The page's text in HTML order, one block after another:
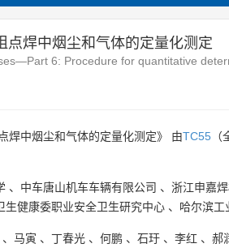
点焊中烟尘和气体的定量化测定
6: Procedure for quantitative
焊中烟尘和气体的定量化测定》 由TC55
、 中车唐山机车车辆有限公司 、 浙江申嘉
生健康委职业安全卫生研究中心 、 哈尔滨工
、 马寅 、 丁春光 、 何鹏 、 石玗 、 李红 、 郝